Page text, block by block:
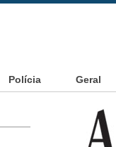
Polícia Geral